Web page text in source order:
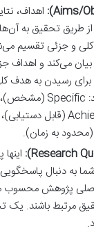
اهداف،
طریق تحقیق به
کلی و جزئی تقسیم
می‌کند و اهداف
برای رسیدن به هدف
به دنبال
پژوهش محسوب
مرتبط باشند.